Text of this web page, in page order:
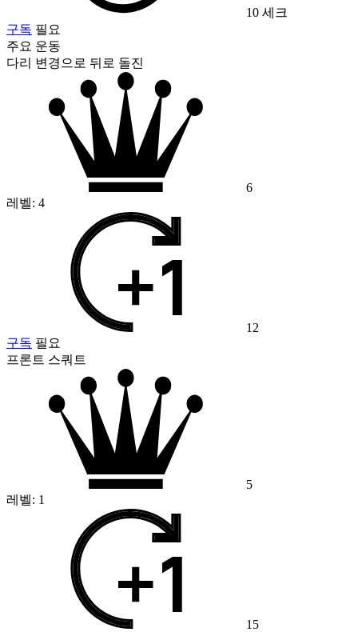
10 세크
구독 필요
주요 운동
다리 변경으로 뒤로 돌진
6
레벨: 4
12
구독 필요
프론트 스쿼트
5
레벨: 1
15